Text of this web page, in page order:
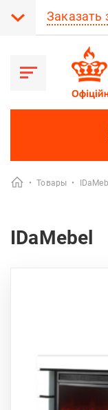
Заказать
• Товары •
IDaMebel